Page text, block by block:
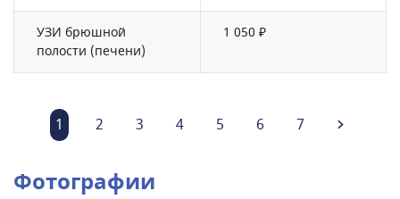
УЗИ брюшной
полости (печени)
1 050 ₽
1 2 3 4 5 6 7
Фотографии